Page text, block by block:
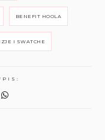
BENEFIT HOOLA
I SWATCHE